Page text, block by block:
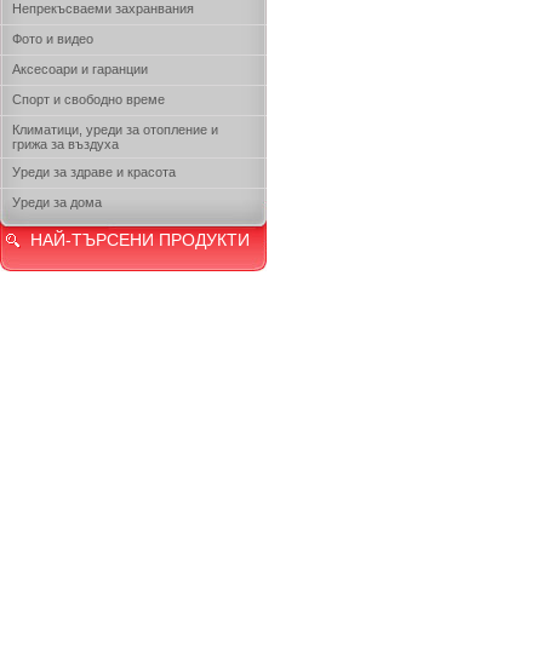
Непрекъсваеми захранвания
Фото и видео
Аксесоари и гаранции
Спорт и свободно време
Климатици, уреди за отопление и
грижа за въздуха
Уреди за здраве и красота
Уреди за дома
НАЙ-ТЪРСЕНИ ПРОДУКТИ